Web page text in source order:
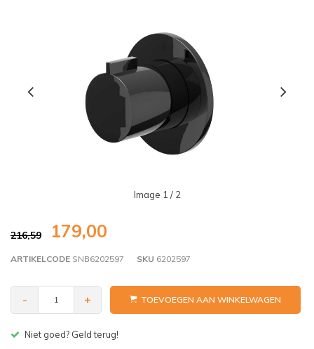
Image 1 / 2
216,59 179,00
ARTIKELCODE SNB6202597 SKU 6202597
- + TOEVOEGEN AAN WINKELWAGEN
Gratis bezorgen v.a. € 150,- (NL)